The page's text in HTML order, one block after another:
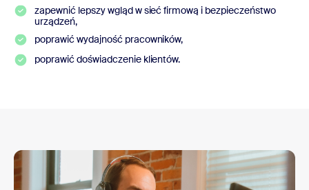
zapewnić lepszy wgląd w sieć firmową i bezpieczeństwo
urządzeń,
poprawić wydajność pracowników,
poprawić doświadczenie klientów.